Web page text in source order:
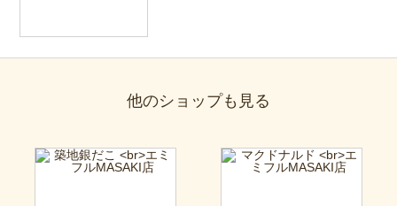
他のショップも見る